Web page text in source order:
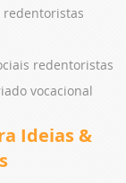
redentoristas
redentoristas
vocacional
Ideias &